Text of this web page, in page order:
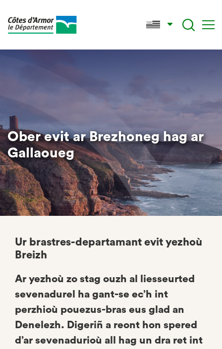
Ober evit ar Brezhoneg hag ar
Gallaoueg
Ur brastres-departamant evit yezhoù
Breizh
Ar yezhoù zo stag ouzh al liesseurted
sevenadurel ha gant-se ec’h int
perzhioù pouezus-bras eus glad an
Denelezh. Digeriñ a reont hon spered
d’ar sevenadurioù all hag un dra ret int